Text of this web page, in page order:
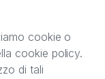
S.r.l.
cookie o
cookie policy.
di tali